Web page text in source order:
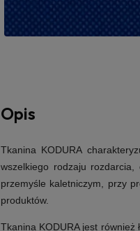
Opis
Tkanina KODURA
wszelkiego rodzaju rozdarcia,
przemyśle kaletniczym, przy
produktów.
Tkanina KODURA jest również